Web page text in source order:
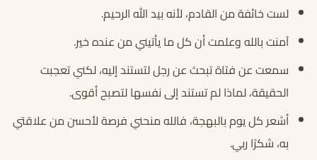
لست خائفة من القادم، لأنه بيد الله الرحيم.
آمنت بالله وعلمت أن كل ما يأتيني من عنده خير.
سمعت عن فتاة تبحث عن رجل لتستند إليه، لكني تعجبت
الحقيقة، لماذا لم تستند إلى نفسها لتصبح أقوى.
أشعر كل يوم بالبهجة، فالله منحني فرصة لأحسن من علاقتي
به، شكرًا ربي.